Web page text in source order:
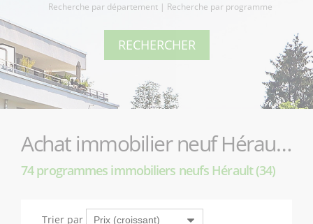
Recherche par département | Recherche par programme
Achat immobilier neuf Hérault (34)
74 programmes immobiliers neufs Hérault (34)
Trier par